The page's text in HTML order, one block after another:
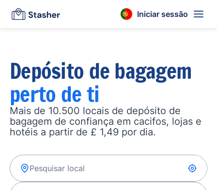
Iniciar sessão
Depósito de bagagem
perto de ti
Mais de 10.500 locais de depósito de
bagagem de confiança em cacifos, lojas e
hotéis a partir de £ 1,49 por dia.